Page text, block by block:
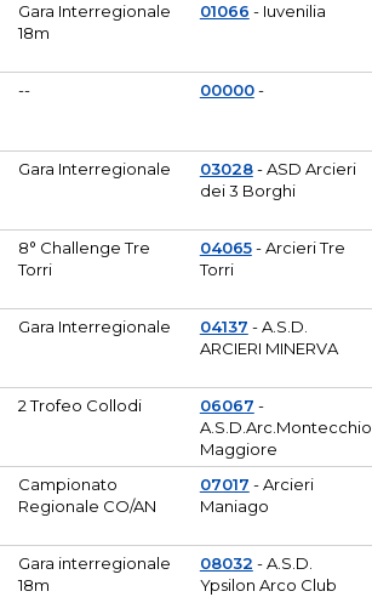
Gara Interregionale
18m
01066 - Iuvenilia
-- 00000-
Gara Interregionale 03028- ASD Arcieri
dei 3 Borghi
8° Challenge Tre
Torri
04065- Arcieri Tre
Torri
Gara Interregionale 04137 - A.S.D.
ARCIERI MINERVA
2 Trofeo Collodi 06067 -
A.S.D.Arc.Montecchio
Maggiore
Campionato
Regionale CO/AN
07017 - Arcieri
Maniago
Gara interregionale
18m
08032 - A.S.D.
Ypsilon Arco Club